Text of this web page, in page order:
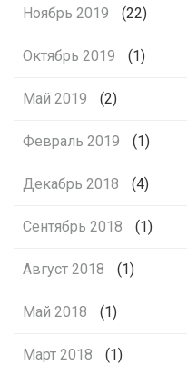
Ноябрь 2019 (22)
Октябрь 2019 (1)
Май 2019 (2)
Февраль 2019 (1)
Декабрь 2018 (4)
Сентябрь 2018 (1)
Август 2018 (1)
Май 2018 (1)
Март 2018 (1)